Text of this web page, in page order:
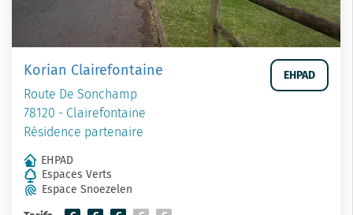
Korian Clairefontaine
Route De Sonchamp
78120 - Clairefontaine
Résidence partenaire
EHPAD
EHPAD
Espaces Verts
Espace Snoezelen